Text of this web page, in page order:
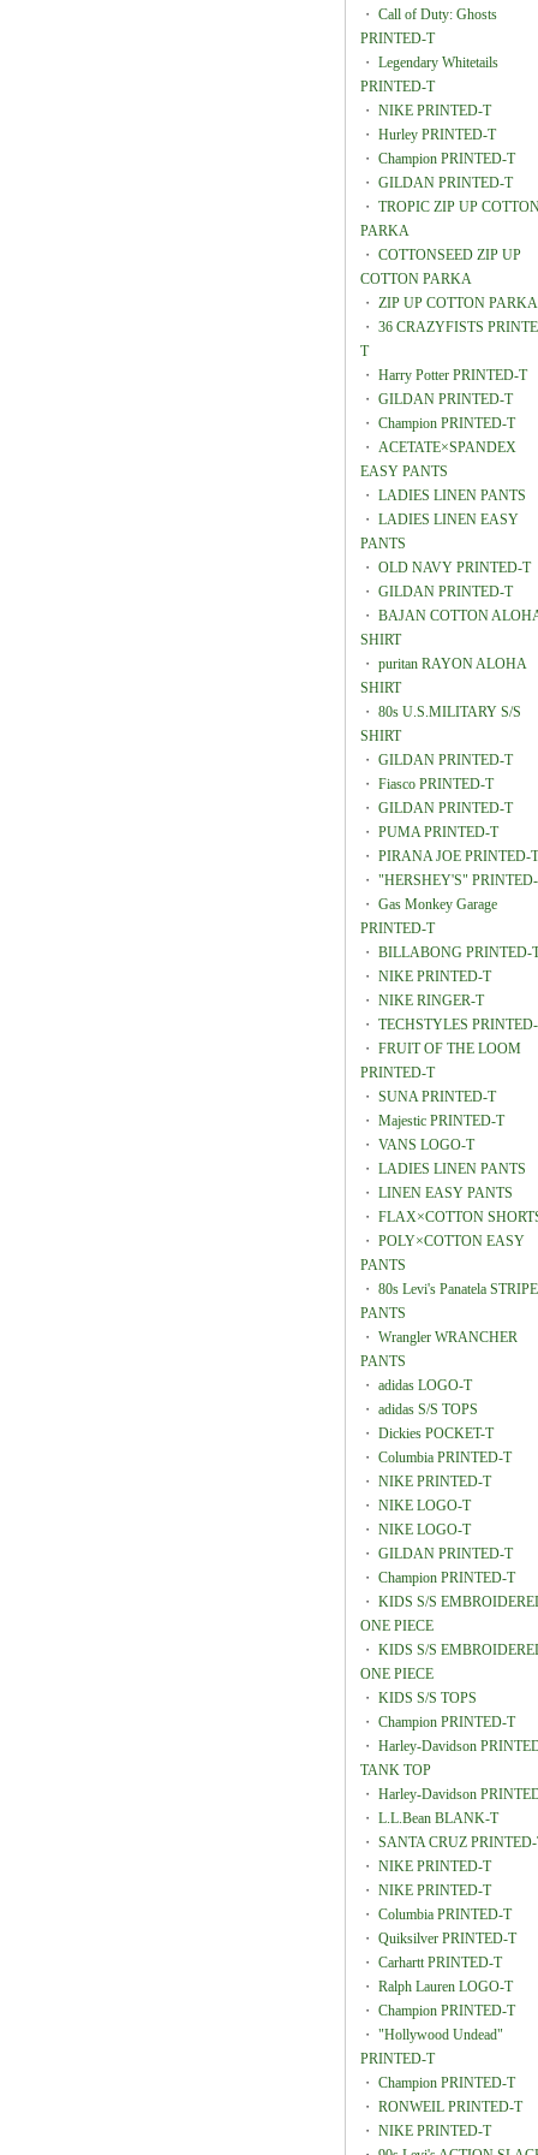
・ Call of Duty: Ghosts
PRINTED-T
・ Legendary Whitetails
PRINTED-T
・ NIKE PRINTED-T
・ Hurley PRINTED-T
・ Champion PRINTED-T
・ GILDAN PRINTED-T
・ TROPIC ZIP UP
PARKA
・ COTTONSEED ZIP UP
COTTON PARKA
・ ZIP UP COTTON PARKA
・ 36 CRAZYFISTS
T
・ Harry Potter PRINTED-T
・ GILDAN PRINTED-T
・ Champion PRINTED-T
・ ACETATE×SPANDEX
EASY PANTS
・ LADIES LINEN PANTS
・ LADIES LINEN EASY
PANTS
・ OLD NAVY PRINTED-T
・ GILDAN PRINTED-T
・ BAJAN COTTON
SHIRT
・ puritan RAYON ALOHA
SHIRT
・ 80s U.S.MILITARY S/S
SHIRT
・ GILDAN PRINTED-T
・ Fiasco PRINTED-T
・ GILDAN PRINTED-T
・ PUMA PRINTED-T
・ PIRANA JOE PRINTED-T
・ "HERSHEY'S"
・ Gas Monkey Garage
PRINTED-T
・ BILLABONG PRINTED-
・ NIKE PRINTED-T
・ NIKE RINGER-T
・ TECHSTYLES
・ FRUIT OF THE LOOM
PRINTED-T
・ SUNA PRINTED-T
・ Majestic PRINTED-T
・ VANS LOGO-T
・ LADIES LINEN PANTS
・ LINEN EASY PANTS
・ FLAX×COTTON
・ POLY×COTTON EASY
PANTS
・ 80s Levi's Panatela STRIPE
PANTS
・ Wrangler WRANCHER
PANTS
・ adidas LOGO-T
・ adidas S/S TOPS
・ Dickies POCKET-T
・ Columbia PRINTED-T
・ NIKE PRINTED-T
・ NIKE LOGO-T
・ NIKE LOGO-T
・ GILDAN PRINTED-T
・ Champion PRINTED-T
・ KIDS S/S
ONE PIECE
・ KIDS S/S
ONE PIECE
・ KIDS S/S TOPS
・ Champion PRINTED-T
・ Harley-Davidson
TANK TOP
・ Harley-Davidson
・ L.L.Bean BLANK-T
・ SANTA CRUZ
・ NIKE PRINTED-T
・ NIKE PRINTED-T
・ Columbia PRINTED-T
・ Quiksilver PRINTED-T
・ Carhartt PRINTED-T
・ Ralph Lauren LOGO-T
・ Champion PRINTED-T
・ "Hollywood Undead"
PRINTED-T
・ Champion PRINTED-T
・ RONWEIL PRINTED-T
・ NIKE PRINTED-T